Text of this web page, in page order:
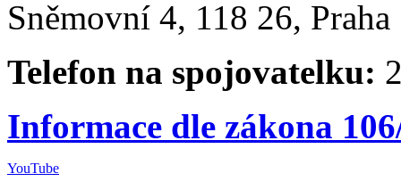
Sněmovní 4, 118 26,
Telefon na spojovatelku:
Informace dle zákona
YouTube